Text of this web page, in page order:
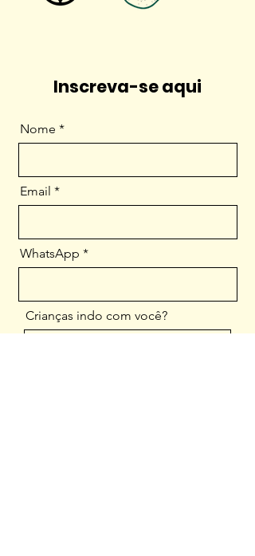
Inscreva-se aqui
Nome
Email
WhatsApp
Crianças indo com você?